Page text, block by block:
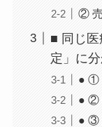
② 売
■ 同じ
定」に
● ①
● ②
● ③